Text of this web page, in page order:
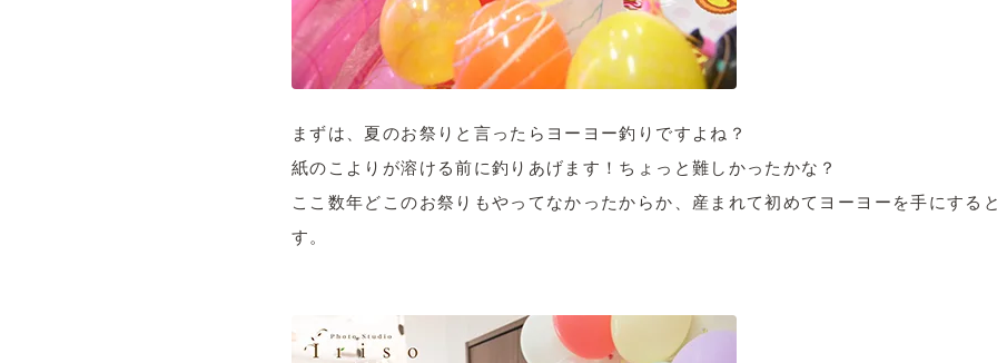
まずは、夏のお祭りと言ったらヨーヨー釣りですよね？
紙のこよりが溶ける前に釣りあげます！ちょっと難しかったかな？
ここ数年どこのお祭りもやってなかったからか、産まれて初めてヨーヨーを手にする
す。